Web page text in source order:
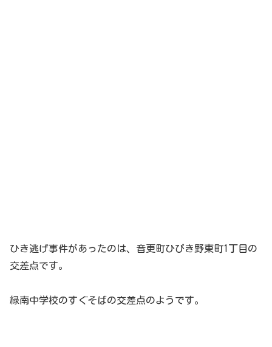
ひき逃げ事件があったのは、音更町ひびき野東町1丁目の
交差点です。
緑南中学校のすぐそばの交差点のようです。